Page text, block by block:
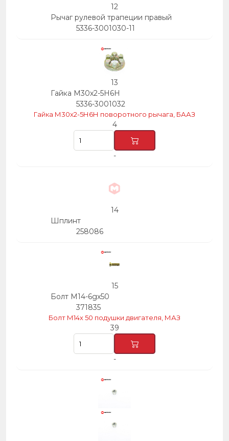
12
Рычаг рулевой трапеции правый
5336-3001030-11
13
Гайка М30х2-5Н6Н
5336-3001032
Гайка М30х2-5Н6Н поворотного рычага, БААЗ
4
-
14
Шплинт
258086
15
Болт М14-6gх50
371835
Болт М14х 50 подушки двигателя, МАЗ
39
-